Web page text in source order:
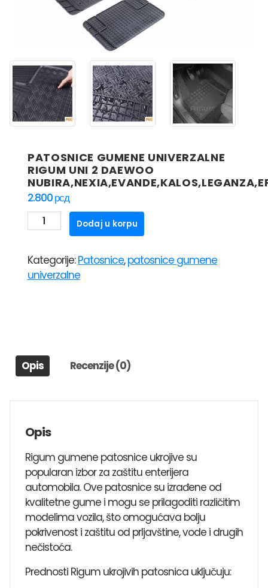
PATOSNICE GUMENE UNIVERZALNE
RIGUM UNI 2 DAEWOO
2.800рсд
PATOSNICE
GUMENE
RIGUM
UNI
Dodaj u korpu
Kategorije:Patosnice,patosnice gumene
univerzalne
Opis Recenzije (0)
Opis
Rigum gumene patosnice ukrojive su
popularan izbor za zaštitu enterijera
automobila. Ove patosnice su izrađene od
kvalitetne gume i mogu se prilagoditi različitim
modelima vozila, što omogućava bolju
pokrivenost i zaštitu od prljavštine, vode i drugih
nečistoća.
Prednosti Rigum ukrojivih patosnica uključuju: